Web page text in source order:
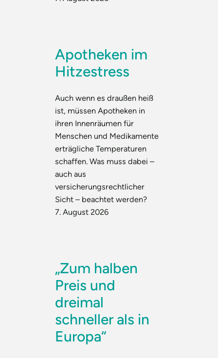
Apotheken im
Hitzestress
Auch wenn es draußen heiß
ist, müssen Apotheken in
ihren Innenräumen für
Menschen und Medikamente
erträgliche Temperaturen
schaffen. Was muss dabei –
auch aus
versicherungsrechtlicher
Sicht – beachtet werden?
7. August 2026
„Zum halben
Preis und
dreimal
schneller als in
Europa“